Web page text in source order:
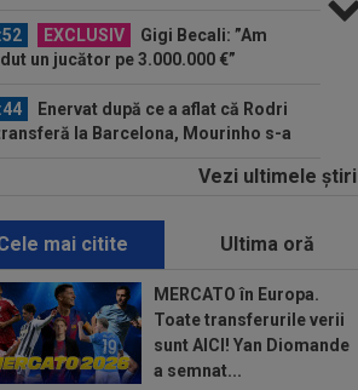
EXCLUSIV
Gigi Becali: ”Am
un jucător pe 3.000.000 €”
Enervat după ce a aflat că Rodri
la Barcelona, Mourinho s-a
Antrenorul lui Tromso a surprins
EXCLUSIV
Lovitură de
Ioan Varga, gata să renunțe la
și să preia alt club...
EXCLUSIV
Gigi Becali: ”Hai să-
ce face Mihai Stoica. E prima oară
o zic”
Vezi ultimele ştiri
mai citite Ultima oră
MERCATO în Europa.
Toate transferurile verii
sunt AICI! Yan Diomande
a semnat...